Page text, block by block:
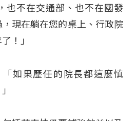
也不在交通部、也不在國發
現在躺在您的桌上、行政院
！」
如果歷任的院長都這麼慎